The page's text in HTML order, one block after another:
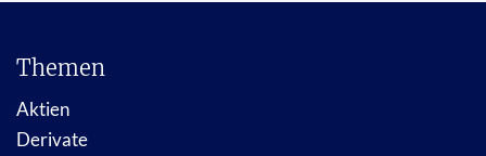
Themen
Aktien
Derivate